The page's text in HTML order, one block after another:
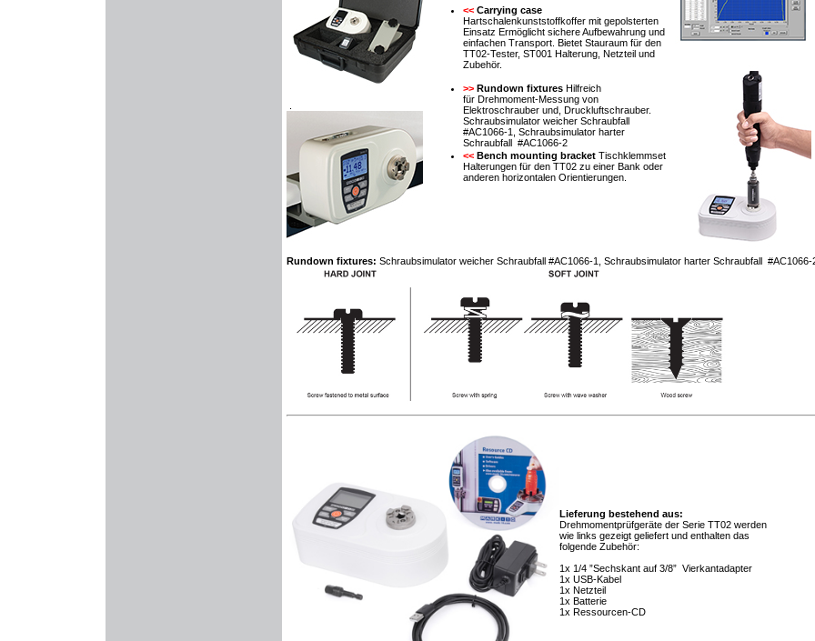
<< Carrying case
Hartschalenkunststoffkoffer mit gepolsterten
Einsatz Ermöglicht sichere Aufbewahrung und
einfachen Transport. Bietet Stauraum für den
TT02-Tester, ST001 Halterung, Netzteil und
Zubehör.
>>Rundown fixtures Hilfreich
für Drehmoment-Messung von
Elektroschrauber und, Druckluftschrauber.
Schraubsimulator weicher Schraubfall
#AC1066-1, Schraubsimulator harter
Schraubfall #AC1066-2
<< Bench mounting bracket Tischklemmset
Halterungen für den TT02 zu einer Bank oder
anderen horizontalen Orientierungen.
Rundown fixtures: Schraubsimulator weicher Schraubfall #AC1066-1, Schraubsimulator harter Schraubfall
Lieferung bestehend aus:
Drehmomentprüfgeräte der Serie TT02 werden
wie links gezeigt geliefert und enthalten das
folgende Zubehör:
1x 1/4 ”Sechskant auf 3/8” Vierkantadapter
1x USB-Kabel
1x Netzteil
1x Batterie
1x Ressourcen-CD